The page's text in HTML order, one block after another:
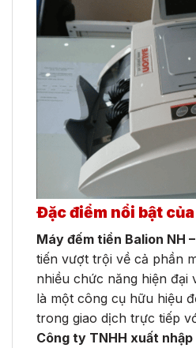
Đặc điểm nổi bật
Máy đếm tiền Balion NH
tiến vượt trội về cả phần
nhiều chức năng hiện
là một công cụ hữu hiệu
trong giao dịch trực tiếp
Công ty TNHH xuất